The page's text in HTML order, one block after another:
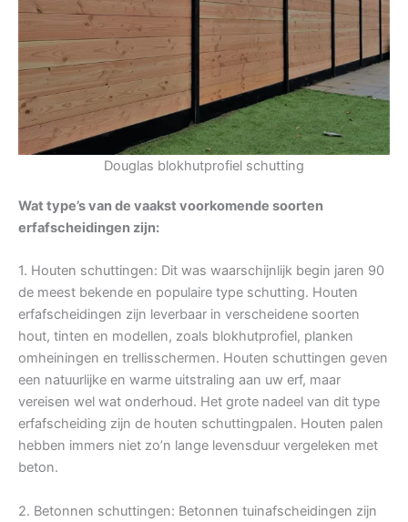
Douglas blokhutprofiel schutting
Wat type’s van de vaakst voorkomende soorten
erfafscheidingen zijn:
1. Houten schuttingen: Dit was waarschijnlijk begin jaren 90
de meest bekende en populaire type schutting. Houten
erfafscheidingen zijn leverbaar in verscheidene soorten
hout, tinten en modellen, zoals blokhutprofiel, planken
omheiningen en trellisschermen. Houten schuttingen geven
een natuurlijke en warme uitstraling aan uw erf, maar
vereisen wel wat onderhoud. Het grote nadeel van dit type
erfafscheiding zijn de houten schuttingpalen. Houten palen
hebben immers niet zo’n lange levensduur vergeleken met
beton.
2. Betonnen schuttingen: Betonnen tuinafscheidingen zijn